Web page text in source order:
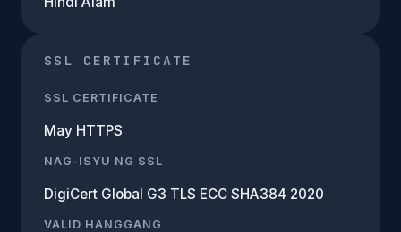
SSL CERTIFICATE
SSL CERTIFICATE
May HTTPS
NAG-ISYU NG SSL
DigiCert Global G3 TLS ECC SHA384 2020
VALID HANGGANG